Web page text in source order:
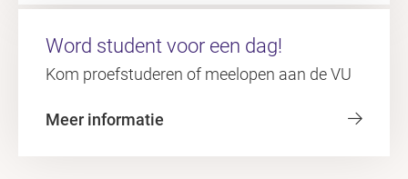
Word student voor een dag!
Kom proefstuderen of meelopen aan de VU
Meer informatie